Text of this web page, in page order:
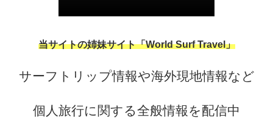
当サイトの姉妹サイト「World Surf Travel」
サーフトリップ情報や海外現地情報など
個人旅行に関する全般情報を配信中